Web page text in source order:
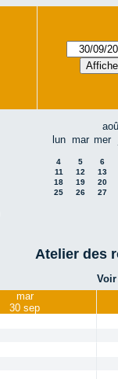
lun mar mer
4 5
6
11
12
13
18
19
20
25
26 27
Atelier des
mar
30 sep